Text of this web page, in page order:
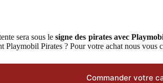
sera sous lesigne des pirates avec
Playmobil Pirates ? Pour votre achat nous
Commander votre